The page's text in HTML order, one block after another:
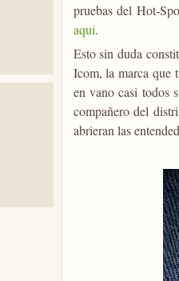
pruebas del Hot-
aqui.
Esto sin duda
Icom, la marca que
en vano casi todos
compañero del
abrieran las